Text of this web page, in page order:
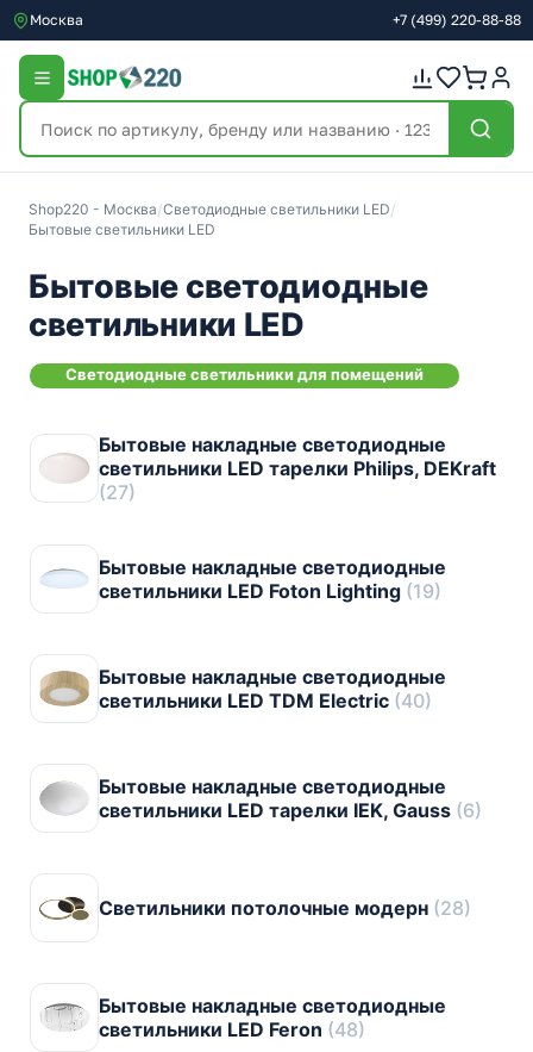
Москва +7 (499) 220-88-88
Shop220 - Москва/Светодиодные светильники LED/
Бытовые светильники LED
Бытовые светодиодные
светильники LED
Светодиодные cветильники для помещений
Бытовые накладные светодиодные
светильники LED тарелки Philips, DEKraft
(27)
Бытовые накладные светодиодные
светильники LED Foton Lighting (19)
Бытовые накладные светодиодные
светильники LED TDM Electric (40)
Бытовые накладные светодиодные
светильники LED тарелки IEK, Gauss (6)
Светильники потолочные модерн (28)
Бытовые накладные светодиодные
светильники LED Feron (48)